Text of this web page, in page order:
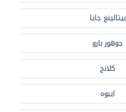
بيتالينغ جايا
جوهور بارو
كلانج
ايبوه